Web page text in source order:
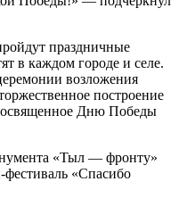
праздничные
в каждом городе и селе.
возложения
построение
Дню Победы
«Тыл — фронту»
фестиваль «Спасибо